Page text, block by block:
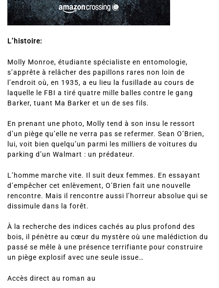
L’histoire:
Molly Monroe, étudiante spécialiste en entomologie,
s’apprête à relâcher des papillons rares non loin de
l’endroit où, en 1935, a eu lieu la fusillade au cours de
laquelle le FBI a tiré quatre mille balles contre le gang
Barker, tuant Ma Barker et un de ses fils.
En prenant une photo, Molly tend à son insu le ressort
d’un piège qu’elle ne verra pas se refermer. Sean O’Brien,
lui, voit bien quelqu’un parmi les milliers de voitures du
parking d’un Walmart : un prédateur.
L’homme marche vite. Il suit deux femmes. En essayant
d’empêcher cet enlèvement, O’Brien fait une nouvelle
rencontre. Mais il rencontre aussi l’horreur absolue qui se
dissimule dans la forêt.
À la recherche des indices cachés au plus profond des
bois, il pénètre au cœur du mystère où une malédiction du
passé se mêle à une présence terrifiante pour construire
un piège explosif avec une seule issue…
Accès direct au roman au